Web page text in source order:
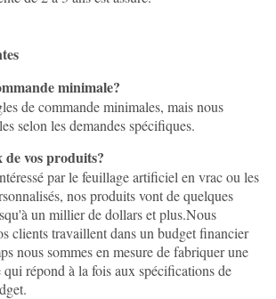
minimale?
de commande minimales, mais nous
selon les demandes spécifiques.
de vos produits?
par le feuillage artificiel en vrac ou les
nos produits vont de quelques
un millier de dollars et plus.Nous
clients travaillent dans un budget financier
nous sommes en mesure de fabriquer une
répond à la fois aux spécifications de